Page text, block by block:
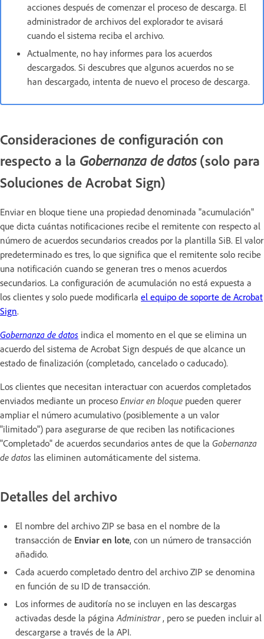
acciones después de comenzar el proceso de descarga. El
administrador de archivos del explorador te avisará
cuando el sistema reciba el archivo.
Actualmente, no hay informes para los acuerdos
descargados. Si descubres que algunos acuerdos no se
han descargado, intenta de nuevo el proceso de descarga.
Consideraciones de configuración con
respecto a la Gobernanza de datos (solo para
Soluciones de Acrobat Sign)
Enviar en bloque tiene una propiedad denominada "acumulación"
que dicta cuántas notificaciones recibe el remitente con respecto al
número de acuerdos secundarios creados por la plantilla SiB. El valor
predeterminado es tres, lo que significa que el remitente solo recibe
una notificación cuando se generan tres o menos acuerdos
secundarios. La configuración de acumulación no está expuesta a
los clientes y solo puede modificarla el equipo de soporte de Acrobat
Sign.
Gobernanza de datos indica el momento en el que se elimina un
acuerdo del sistema de Acrobat Sign después de que alcance un
estado de finalización (completado, cancelado o caducado).
Los clientes que necesitan interactuar con acuerdos completados
enviados mediante un proceso Enviar en bloque pueden querer
ampliar el número acumulativo (posiblemente a un valor
"ilimitado") para asegurarse de que reciben las notificaciones
"Completado" de acuerdos secundarios antes de que la Gobernanza
de datos las eliminen automáticamente del sistema.
Detalles del archivo
El nombre del archivo ZIP se basa en el nombre de la
transacción de Enviar en lote, con un número de transacción
añadido.
Cada acuerdo completado dentro del archivo ZIP se denomina
en función de su ID de transacción.
Los informes de auditoría no se incluyen en las descargas
activadas desde la página Administrar, pero se pueden incluir al
descargarse a través de la API.